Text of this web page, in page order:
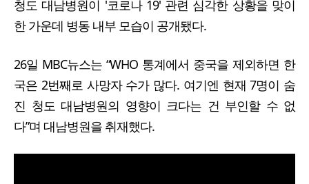
청도 대남병원이 '코로나 19' 관련 심각한 상황을 맞이
한 가운데 병동 내부 모습이 공개됐다.
26일 MBC뉴스는 “WHO 통계에서 중국을 제외하면 한
국은 2번째로 사망자 수가 많다. 여기엔 현재 7명이 숨
진 청도 대남병원의 영향이 크다는 건 부인할 수 없
다”며 대남병원을 취재했다.